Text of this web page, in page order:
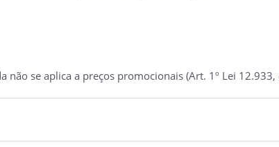
se aplica a preços promocionais (Art. 1º Lei